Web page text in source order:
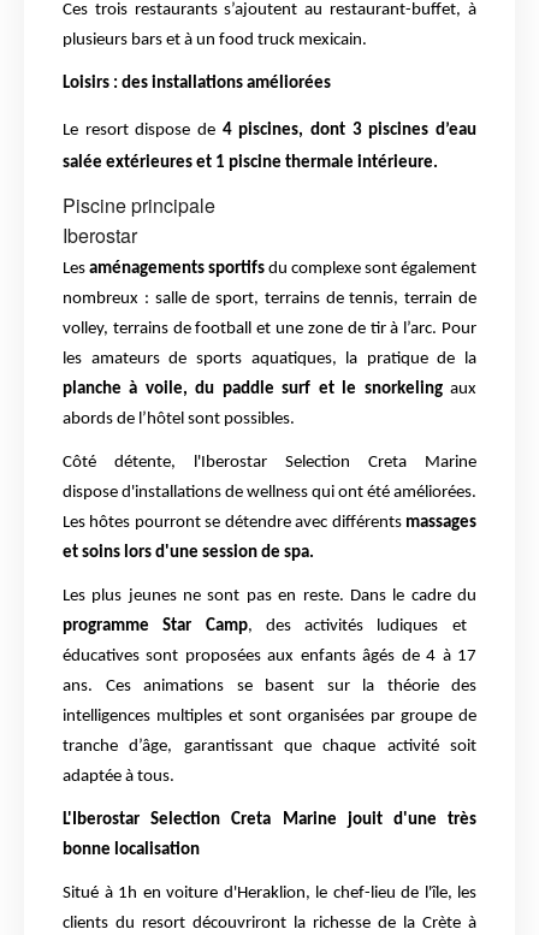
Ces trois restaurants s’ajoutent au restaurant-buffet, à
plusieurs bars et à un food truck mexicain.
Loisirs : des installations améliorées
Le resort dispose de 4 piscines, dont 3 piscines d’eau
salée extérieures et 1 piscine thermale intérieure.
Piscine principale
Iberostar
Les aménagements sportifs du complexe sont également
nombreux : salle de sport, terrains de tennis, terrain de
volley, terrains de football et une zone de tir à l’arc. Pour
les amateurs de sports aquatiques, la pratique de la
planche à voile, du paddle surf et le snorkelingaux
abords de l’hôtel sont possibles.
Côté détente, l'Iberostar Selection Creta Marine
dispose d'installations de wellness qui ont été améliorées.
Les hôtes pourront se détendre avec différents massages
et soins lors d'une session de spa.
Les plus jeunes ne sont pas en reste. Dans le cadre du
programme Star Camp, des activités ludiques et
éducatives sont proposées aux enfants âgés de 4 à 17
ans. Ces animations se basent sur la théorie des
intelligences multiples et sont organisées par groupe de
tranche d’âge, garantissant que chaque activité soit
adaptée à tous.
L'Iberostar Selection Creta Marine jouit d'une très
bonne localisation
Situé à 1h en voiture d'Heraklion, le chef-lieu de l'île, les
clients du resort découvriront la richesse de la Crète à